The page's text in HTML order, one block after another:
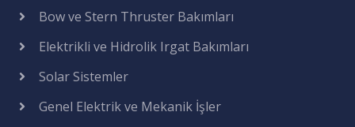
Bow ve Stern Thruster Bakımları
Elektrikli ve Hidrolik Irgat Bakımları
Solar Sistemler
Genel Elektrik ve Mekanik İşler